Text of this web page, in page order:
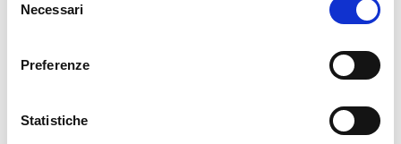
delNecessari
Preferenze
Statistiche
Assemblea dei soci 23/04/2017 - Azioni
Avvio periodo di controllo